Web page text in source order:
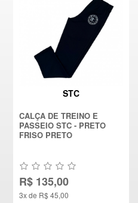
STC
CALÇA DE TREINO E
PASSEIO STC - PRETO
FRISO PRETO
R$ 135,00
3x de R$ 45,00